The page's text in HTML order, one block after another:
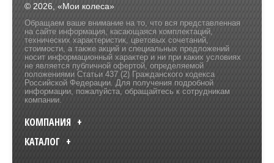
© 2026, «Мои колеса»
Обращаем ваше внимание на то, что вся представленная
на сайте информация, касающаяся комплектаций,
технических характеристик, цветовых сочетаний,
стоимости, а также акций и специальных предложений
носит информационный характер и ни при каких условиях
не является публичной офертой, определяемой
положениями Статьи 437 (2) Гражданского кодекса
Российской Федерации. Для получения подробной
информации, пожалуйста, обращайтесь к сотрудникам
компании.
КОМПАНИЯ
КАТАЛОГ